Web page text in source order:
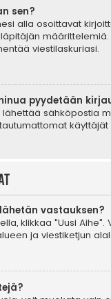
sen?
alla osoittavat
viestilaskuriasi.
pyydetään
sähköpostia
vastauksen?
klikkaa "Uusi
ja viestiketjun